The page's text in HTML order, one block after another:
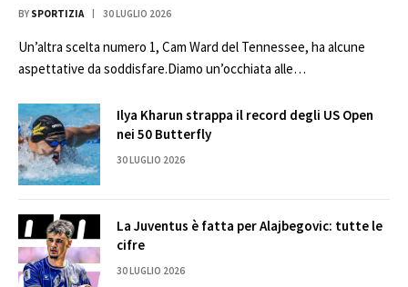
BY SPORTIZIA 30 LUGLIO 2026
Un’altra scelta numero 1, Cam Ward del Tennessee, ha alcune
aspettative da soddisfare.Diamo un’occhiata alle…
Ilya Kharun strappa il record degli US Open
nei 50 Butterfly
30 LUGLIO 2026
La Juventus è fatta per Alajbegovic: tutte le
cifre
30 LUGLIO 2026